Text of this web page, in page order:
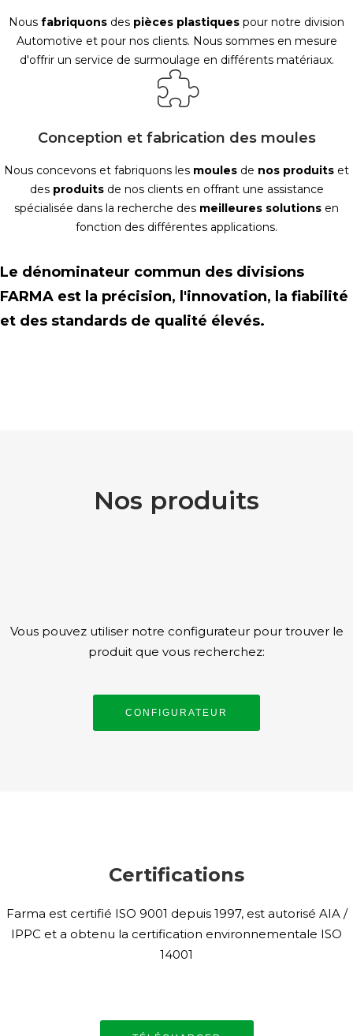
Nous fabriquons des pièces plastiques pour notre division
Automotive et pour nos clients. Nous sommes en mesure
d'offrir un service de surmoulage en différents matériaux.
Conception et fabrication des moules
Nous concevons et fabriquons les moules de nos produits et
des produitsde nos clients en offrant une assistance
spécialisée dans la recherche des meilleures solutions en
fonction des différentes applications.
Le dénominateur commun des divisions
FARMA est la précision, l'innovation, la fiabilité
et des standards de qualité élevés.
Nos produits
Vous pouvez utiliser notre configurateur pour trouver le
produit que vous recherchez:
CONFIGURATEUR
Certifications
Farma est certifié ISO 9001 depuis 1997, est autorisé AIA /
IPPC et a obtenu la certification environnementale ISO
14001